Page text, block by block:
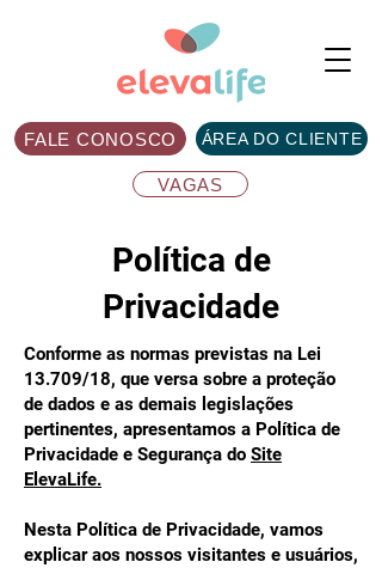
ÁREA DO CLIENTE
VAGAS
FALE CONOSCO
Política de
Privacidade
Conforme as normas previstas na Lei
13.709/18, que versa sobre a proteção
de dados e as demais legislações
pertinentes, apresentamos a Política de
Privacidade e Segurança do Site
ElevaLife.
Nesta Política de Privacidade, vamos
explicar aos nossos visitantes e usuários,